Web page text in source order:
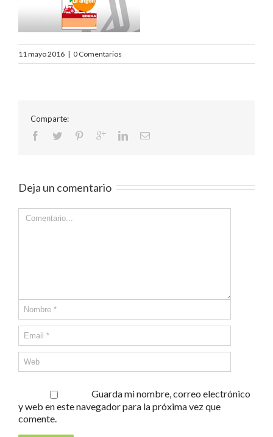
11 mayo 2016 | 0 Comentarios
Comparte:
Deja un comentario
Guarda mi nombre, correo electrónico
y web en este navegador para la próxima vez que
comente.